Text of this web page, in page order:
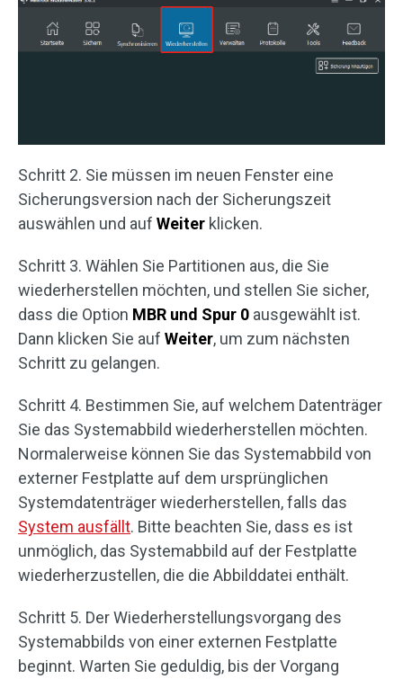
Schritt 2. Sie müssen im neuen Fenster eine
Sicherungsversion nach der Sicherungszeit
auswählen und auf Weiter klicken.
Schritt 3. Wählen Sie Partitionen aus, die Sie
wiederherstellen möchten, und stellen Sie sicher,
dass die Option MBR und Spur 0 ausgewählt ist.
Dann klicken Sie auf Weiter, um zum nächsten
Schritt zu gelangen.
Schritt 4. Bestimmen Sie, auf welchem Datenträger
Sie das Systemabbild wiederherstellen möchten.
Normalerweise können Sie das Systemabbild von
externer Festplatte auf dem ursprünglichen
Systemdatenträger wiederherstellen, falls das
System ausfällt. Bitte beachten Sie, dass es ist
unmöglich, das Systemabbild auf der Festplatte
wiederherzustellen, die die Abbilddatei enthält.
Schritt 5. Der Wiederherstellungsvorgang des
Systemabbilds von einer externen Festplatte
beginnt. Warten Sie geduldig, bis der Vorgang